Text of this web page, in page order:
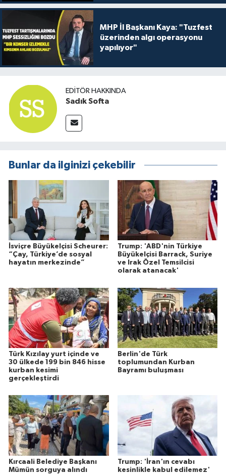
MHP İl Başkanı Kaya: "Tuzfest
üzerinden algı operasyonu
yapılıyor"
EDITÖR HAKKINDA
Sadık Softa
Bunlar da ilginizi çekebilir
İsviçre Büyükelçisi Scheurer:
“Çay, Türkiye’de sosyal
hayatın merkezinde”
Trump: 'ABD'nin Türkiye
Büyükelçisi Barrack, Suriye
ve Irak Özel Temsilcisi
olarak atanacak'
Türk Kızılay yurt içinde ve
30 ülkede 199 bin 846 hisse
kurban kesimi
gerçekleştirdi
Berlin'de Türk
toplumundan Kurban
Bayramı buluşması
Kırcaali Belediye Başkanı
Mümün sorguya alındı
Trump: 'İran'ın cevabı
kesinlikle kabul edilemez'